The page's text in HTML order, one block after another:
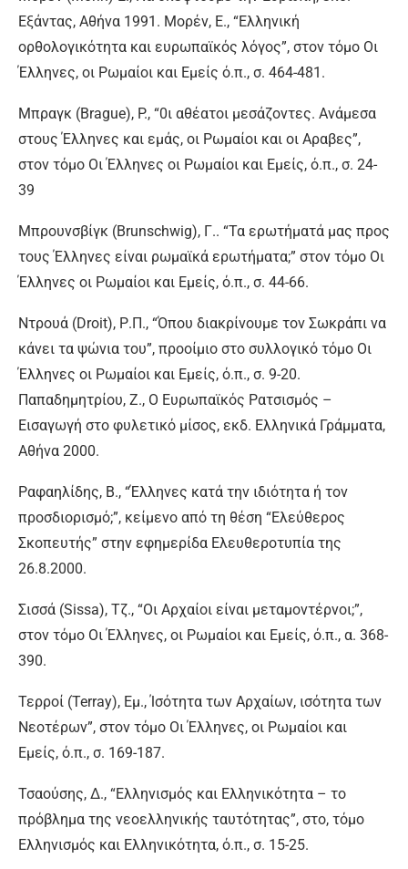
Εξάντας, Αθήνα 1991. Μορέν, Ε., “Ελληνική
ορθολογικότητα και ευρωπαϊκός λόγος”, στον τόμο Οι
Έλληνες, οι Ρωμαίοι και Εμείς ό.π., σ. 464-481.
Μπραγκ (Brague), P., “0ι αθέατοι μεσάζοντες. Ανάμεσα
στους Έλληνες και εμάς, οι Ρωμαίοι και οι Αραβες”,
στον τόμο Οι Έλληνες οι Ρωμαίοι και Εμείς, ό.π., σ. 24-
39
Μπρουνσβίγκ (Brunschwig), Γ.. “Τα ερωτήματά μας προς
τους Έλληνες είναι ρωμαϊκά ερωτήματα;” στον τόμο Οι
Έλληνες οι Ρωμαίοι και Εμείς, ό.π., σ. 44-66.
Ντρουά (Droit), Ρ.Π., “Όπου διακρίνουμε τον Σωκράπι να
κάνει τα ψώνια του”, προοίμιο στο συλλογικό τόμο Οι
Έλληνες οι Ρωμαίοι και Εμείς, ό.π., σ. 9-20.
Παπαδημητρίου, Ζ., Ο Ευρωπαϊκός Ρατσισμός –
Εισαγωγή στο φυλετικό μίσος, εκδ. Ελληνικά Γράμματα,
Αθήνα 2000.
Ραφαηλίδης, Β., “Έλληνες κατά την ιδιότητα ή τον
προσδιορισμό;”, κείμενο από τη θέση “Ελεύθερος
Σκοπευτής” στην εφημερίδα Ελευθεροτυπία της
26.8.2000.
Σισσά (Sissa), Τζ., “Οι Αρχαίοι είναι μεταμοντέρνοι;”,
στον τόμο Οι Έλληνες, οι Ρωμαίοι και Εμείς, ό.π., α. 368-
390.
Τερροί (Terray), Εμ., Ίσότητα των Αρχαίων, ισότητα των
Νεοτέρων”, στον τόμο Οι Έλληνες, οι Ρωμαίοι και
Εμείς, ό.π., σ. 169-187.
Τσαούσης, Δ., “Ελληνισμός και Ελληνικότητα – το
πρόβλημα της νεοελληνικής ταυτότητας”, στο, τόμο
Ελληνισμός και Ελληνικότητα, ό.π., σ. 15-25.